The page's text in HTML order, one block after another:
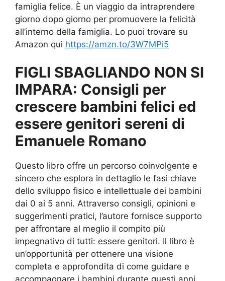
famiglia felice. È un viaggio da intraprendere
giorno dopo giorno per promuovere la felicità
all’interno della famiglia. Lo puoi trovare su
Amazon qui https://amzn.to/3W7MPi5
FIGLI SBAGLIANDO NON SI
IMPARA: Consigli per
crescere bambini felici ed
essere genitori sereni di
Emanuele Romano
Questo libro offre un percorso coinvolgente e
sincero che esplora in dettaglio le fasi chiave
dello sviluppo fisico e intellettuale dei bambini
dai 0 ai 5 anni. Attraverso consigli, opinioni e
suggerimenti pratici, l’autore fornisce supporto
per affrontare al meglio il compito più
impegnativo di tutti: essere genitori. Il libro è
un’opportunità per ottenere una visione
completa e approfondita di come guidare e
accompagnare i bambini durante questi anni